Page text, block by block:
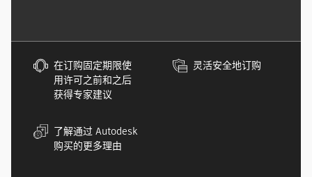
在订购固定期限使
用许可之前和之后
获得专家建议
灵活安全地订购
了解通过 Autodesk
购买的更多理由